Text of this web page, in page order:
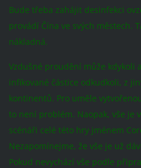
Bude třeba zahájit desinfekci
provádí Čína ve svých městech.
nákladná.
Vzdušné proudění může kdykoli
infikované částice odkudkoli, z
kontinentů. Pro uměle
to není problém. Naopak, vše je
scénáři celé této hry jménem
Nezapomínejme, že vše je už
Pokud nevychází vše podle